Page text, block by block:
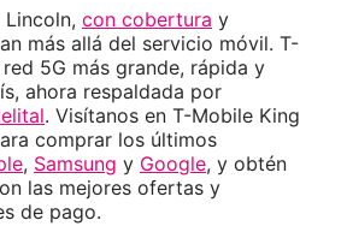
Lincoln, con cobertura y
más allá del servicio móvil. T-
5G más grande, rápida y
ahora respaldada por
. Visítanos en T-Mobile King
comprar los últimos
, Samsung y Google, y obtén
las mejores ofertas y
de pago.